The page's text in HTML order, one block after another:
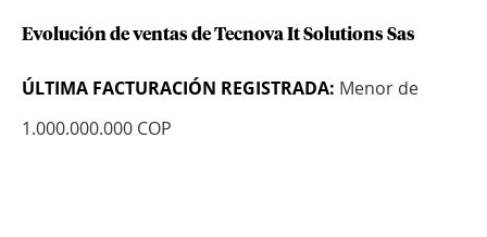
Evolución de ventas de Tecnova It Solutions Sas
ÚLTIMA FACTURACIÓN REGISTRADA: Menor de
1.000.000.000 COP